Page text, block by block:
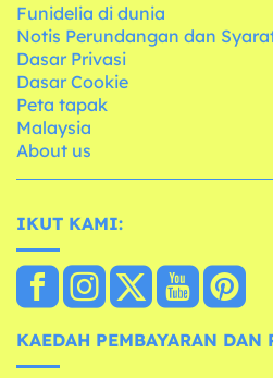
Funidelia di dunia
Notis Perundangan dan
Dasar Privasi
Dasar Cookie
Peta tapak
Malaysia
About us
IKUT KAMI:
KAEDAH PEMBAYARAN DAN